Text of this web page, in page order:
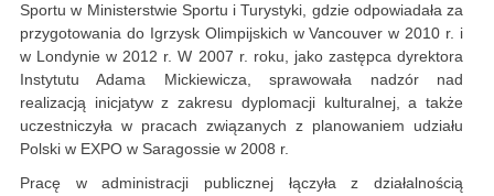
Sportu w Ministerstwie Sportu i Turystyki, gdzie odpowiadała za
przygotowania do Igrzysk Olimpijskich w Vancouver w 2010 r. i
w Londynie w 2012 r. W 2007 r. roku, jako zastępca dyrektora
Instytutu Adama Mickiewicza, sprawowała nadzór nad
realizacją inicjatyw z zakresu dyplomacji kulturalnej, a także
uczestniczyła w pracach związanych z planowaniem udziału
Polski w EXPO w Saragossie w 2008 r.
Pracę w administracji publicznej łączyła z działalnością